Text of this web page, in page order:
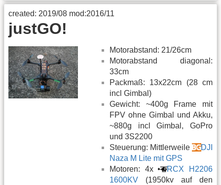
created: 2019/08 mod:2016/11
justGO!
Motorabstand: 21/26cm
Motorabstand diagonal:
33cm
Packmaß: 13x22cm (28 cm
incl Gimbal)
Gewicht: ~400g Frame mit
FPV ohne Gimbal und Akku,
~880g incl Gimbal, GoPro
und 3S2200
Steuerung: Mittlerweile
DJI
Naza M Lite mit GPS
Motoren: 4x
RCX H2206
1600KV (1950kv auf den